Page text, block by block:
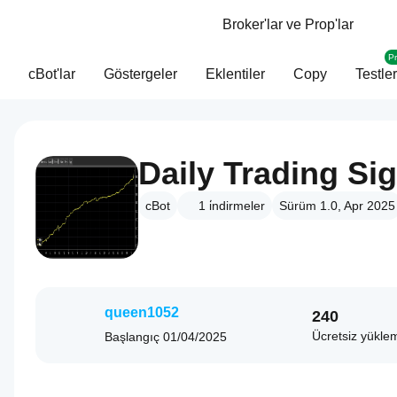
Broker'lar ve Prop'lar
cBot'lar Göstergeler Eklentiler Copy Testler
Daily Trading
cBot 1 i̇ndirmeler Sürüm 1.0, Apr 2025
queen1052
Başlangıç 01/04/2025
240
Ücretsiz